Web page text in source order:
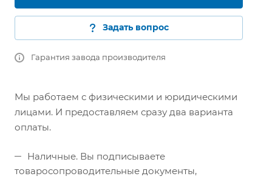
Задать вопрос
Гарантия завода производителя
Мы работаем с физическими и юридическими
лицами. И предоставляем сразу два варианта
оплаты.
Наличные. Вы подписываете
товаросопроводительные документы,